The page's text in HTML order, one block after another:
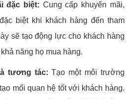
đặc biệt: Cung cấp khuyến mãi,
biệt khi khách hàng đến tham
sẽ tạo động lực cho khách hàng
năng họ mua hàng.
tương tác: Tạo một môi trường
mối quan hệ tốt với khách hàng.